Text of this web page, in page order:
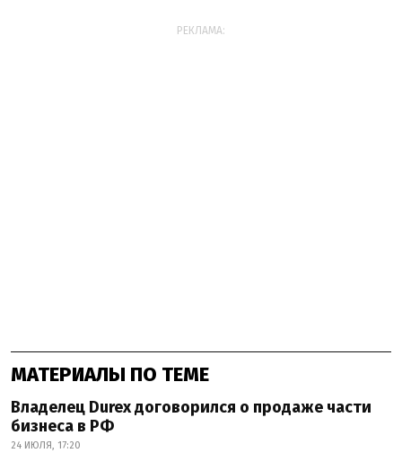
РЕКЛАМА:
МАТЕРИАЛЫ ПО ТЕМЕ
Владелец Durex договорился о продаже части
бизнеса в РФ
24 ИЮЛЯ, 17:20